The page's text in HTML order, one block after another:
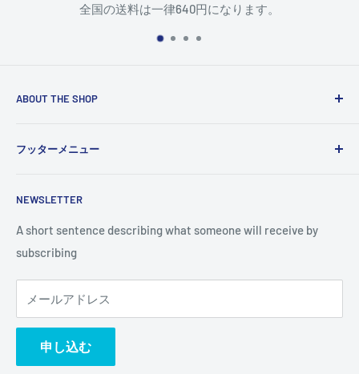
全国の送料は一律640円になります。
ABOUT THE SHOP
and vision. You can change it in the theme settings.
フッターメニュー
NEWSLETTER
A short sentence describing what someone will receive by
subscribing
メールアドレス
申し込む